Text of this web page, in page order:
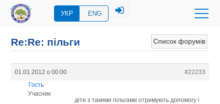
УКР ENG
Список форумів
Re:Re: пільги
01.01.2012 о 00:00
#22233
Гость
Учасник
діти з такими пільгами отримують допомогу і